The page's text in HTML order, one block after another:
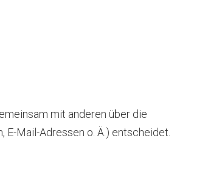
mit anderen über die
Mail-Adressen o. Ä.) entscheidet.